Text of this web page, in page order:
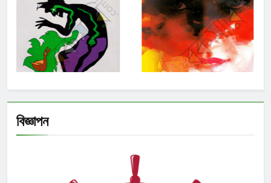
বিজ্ঞাপন